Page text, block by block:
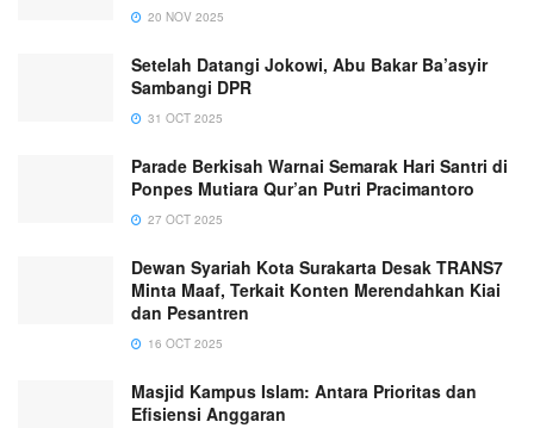
20 NOV 2025
Setelah Datangi Jokowi, Abu Bakar Ba’asyir
Sambangi DPR
31 OCT 2025
Parade Berkisah Warnai Semarak Hari Santri di
Ponpes Mutiara Qur’an Putri Pracimantoro
27 OCT 2025
Dewan Syariah Kota Surakarta Desak TRANS7
Minta Maaf, Terkait Konten Merendahkan Kiai
dan Pesantren
16 OCT 2025
Masjid Kampus Islam: Antara Prioritas dan
Efisiensi Anggaran